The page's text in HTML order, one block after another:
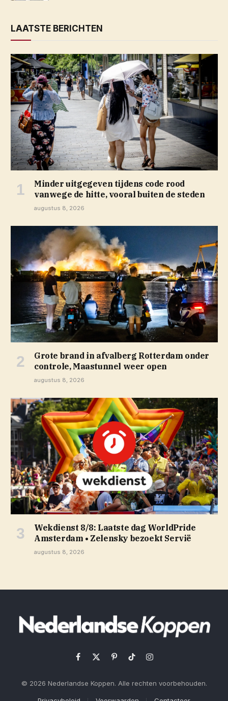
LAATSTE BERICHTEN
Minder uitgegeven tijdens code rood
vanwege de hitte, vooral buiten de steden
augustus 8, 2026
Grote brand in afvalberg Rotterdam onder
controle, Maastunnel weer open
augustus 8, 2026
Wekdienst 8/8: Laatste dag WorldPride
Amsterdam • Zelensky bezoekt Servië
augustus 8, 2026
Facebook
X
PinterestTikTokInstagram
© 2026 Nederlandse Koppen. Alle rechten voorbehouden.